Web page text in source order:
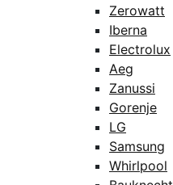
Zerowatt
Iberna
Electrolux
Aeg
Zanussi
Gorenje
LG
Samsung
Whirlpool